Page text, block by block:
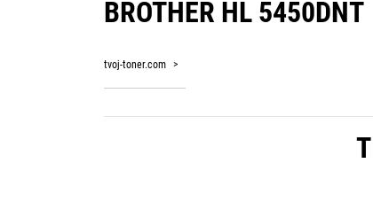
BROTHER HL 5450DNT
tvoj-toner.com